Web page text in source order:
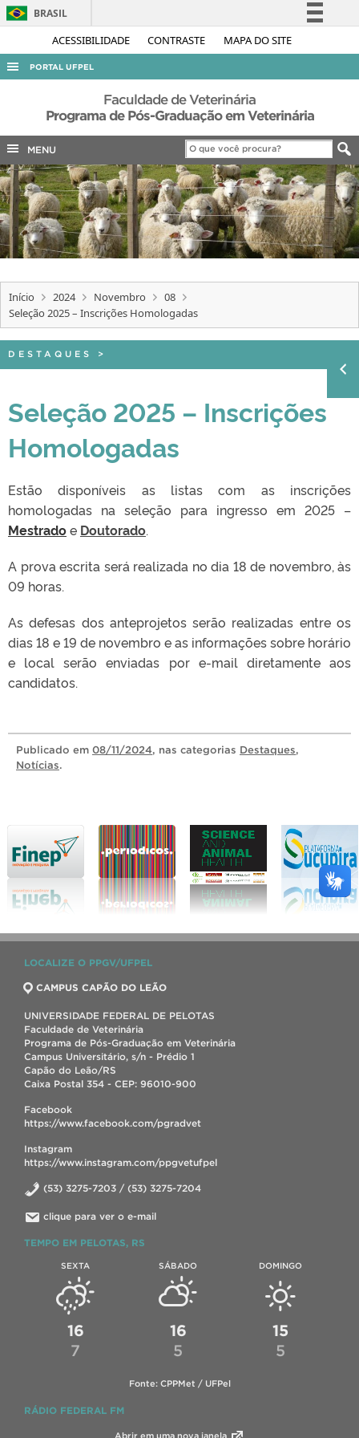
ACESSIBILIDADE CONTRASTE MAPA DO SITE
BRASIL
Simplifique!
Acesso à informação
Legislação
Canais
PORTAL UFPEL
ACESSO À INFORMAÇÃO
AUDITORIA
COBALTO
CONCURSOS
EDITAIS
INTERNACIONAL
OUVIDORIA
PORTARIAS
TELEFONES
Faculdade de Veterinária
Programa de Pós-Graduação em Veterinária
MENU
Início 2024 Novembro
08
Seleção 2025 – Inscrições Homologadas
DESTAQUES >
Seleção 2025 – Inscrições
Homologadas
Estão disponíveis as listas com as inscrições
homologadas na seleção para ingresso em 2025 –
Mestradoe Doutorado.
A prova escrita será realizada no dia 18 de novembro, às
09 horas.
As defesas dos anteprojetos serão realizadas entre os
dias 18 e 19 de novembro e as informações sobre horário
e local serão enviadas por e-mail diretamente aos
candidatos.
Publicado em 08/11/2024, nas categorias Destaques,
Notícias.
LOCALIZE O PPGV/UFPEL
CAMPUS CAPÃO DO LEÃO
UNIVERSIDADE FEDERAL DE PELOTAS
Faculdade de Veterinária
Programa de Pós-Graduação em Veterinária
Campus Universitário, s/n - Prédio 1
Capão do Leão/RS
Caixa Postal 354 - CEP: 96010-900
Facebook
https://www.facebook.com/pgradvet
Instagram
https://www.instagram.com/ppgvetufpel
(53) 3275-7203 / (53) 3275-7204
clique para ver o e-mail
TEMPO EM PELOTAS, RS
SEXTA
16
7
SÁBADO
16
5
DOMINGO
15
5
Fonte: CPPMet / UFPel
RÁDIO FEDERAL FM
Abrir em uma nova janela